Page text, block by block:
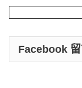
Facebook